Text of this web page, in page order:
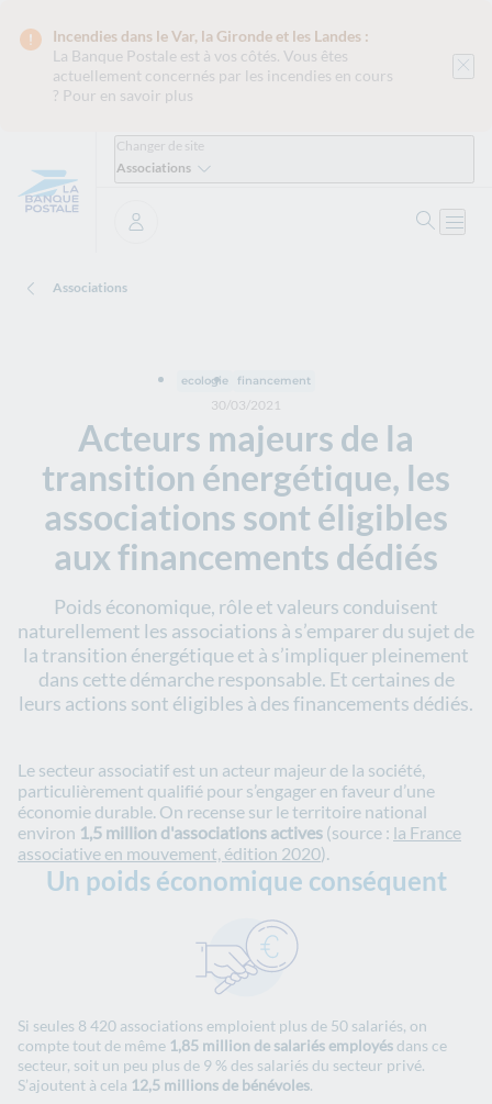
Incendies dans le Var, la Gironde et les Landes :
La Banque Postale est à vos côtés. Vous êtes
actuellement concernés par les incendies en cours
? Pour en savoir plus
Changer de site
Associations
Se connecter
Associations
Acteurs majeurs de la
transition énergétique, les
associations sont éligibles
aux financements dédiés
30/03/2021
ecologie financement
Poids économique, rôle et valeurs conduisent
naturellement les associations à s’emparer du sujet de
la transition énergétique et à s’impliquer pleinement
dans cette démarche responsable. Et certaines de
leurs actions sont éligibles à des financements dédiés.
Le secteur associatif est un acteur majeur de la société,
particulièrement qualifié pour s’engager en faveur d’une
économie durable. On recense sur le territoire national
environ 1,5 million d'associations actives (source : la France
associative en mouvement, édition 2020).
Un poids économique conséquent
Si seules 8 420 associations emploient plus de 50 salariés, on
compte tout de même 1,85 million de salariés employésdans ce
secteur, soit un peu plus de 9 % des salariés du secteur privé.
S’ajoutent à cela 12,5 millions de bénévoles.